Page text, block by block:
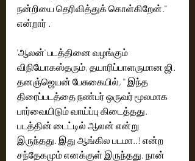
நன்றியை தெரிவித்துக் கொள்கிறேன்.''
என்றார் .
'ஆலன்' படத்தினை வழங்கும்
விநியோகஸ்தரும், தயாரிப்பாளருமான ஜி.
தனஞ்ஜெயன் பேசுகையில், '' இந்த
திரைப்படத்தை நண்பர் ஒருவர் மூலமாக
பார்வையிடும் வாய்ப்பு கிடைத்தது.
படத்தின் டைட்டில் ஆலன் என்று
இருந்தது. இது ஆங்கில படமா..! என்ற
சந்தேகமும் எனக்குள் இருந்தது. நான்